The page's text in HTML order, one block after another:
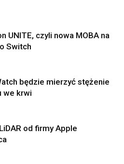
UNITE, czyli nowa MOBA na
Switch
będzie mierzyć stężenie
we krwi
od firmy Apple